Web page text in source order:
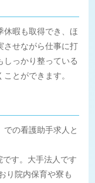
休暇も取得でき、ほ
させながら仕事に打
しっかり整っている
とができます。
の看護助手求人と
す。大手法人です
り院内保育や寮も